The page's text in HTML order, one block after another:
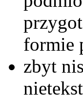
formie
zbyt